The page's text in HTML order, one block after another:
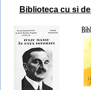
Biblioteca cu si